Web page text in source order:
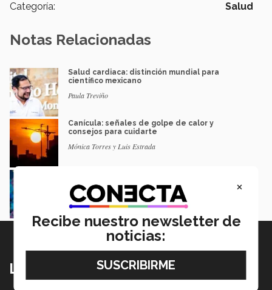
Categoría: Salud
Notas Relacionadas
Salud cardiaca: distinción mundial para
científico mexicano
Paula Treviño
Canícula: señales de golpe de calor y
consejos para cuidarte
Mónica Torres y Luis Estrada
Mariana Nava
Lo más nuevo
×
Recibe nuestro newsletter de
noticias: